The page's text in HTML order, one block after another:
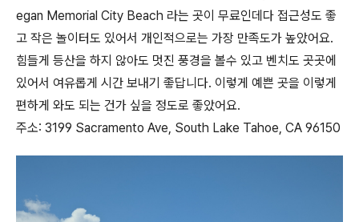
egan Memorial City Beach 라는 곳이 무료인데다 접근성도 좋
고 작은 놀이터도 있어서 개인적으로는 가장 만족도가 높았어요.
힘들게 등산을 하지 않아도 멋진 풍경을 볼수 있고 벤치도 곳곳에
있어서 여유롭게 시간 보내기 좋답니다. 이렇게 예쁜 곳을 이렇게
편하게 와도 되는 건가 싶을 정도로 좋았어요.
주소: 3199 Sacramento Ave, South Lake Tahoe, CA 96150